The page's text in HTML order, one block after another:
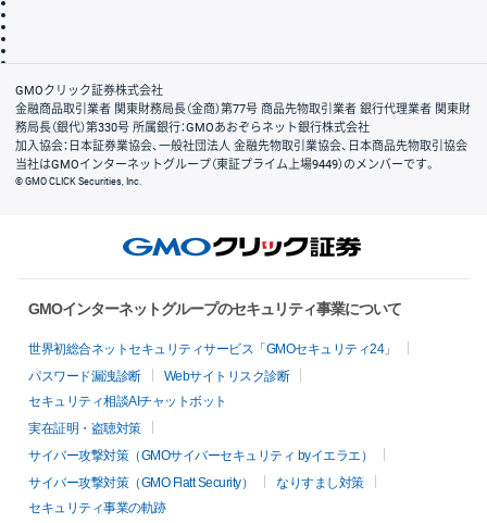
会社案内
GMOクリック証券株式会社
金融商品取引業者 関東財務局長（金商）第77号 商品先物取引業者 銀行代理業者 関東財
務局長（銀代）第330号 所属銀行：GMOあおぞらネット銀行株式会社
加入協会：日本証券業協会、一般社団法人 金融先物取引業協会、日本商品先物取引協会
当社はGMOインターネットグループ（東証プライム上場9449）のメンバーです。
© GMO CLICK Securities, Inc.
GMOインターネットグループのセキュリティ事業について
世界初総合ネットセキュリティサービス「GMOセキュリティ24」
パスワード漏洩診断
Webサイトリスク診断
セキュリティ相談AIチャットボット
実在証明・盗聴対策
サイバー攻撃対策（GMOサイバーセキュリティ byイエラエ）
サイバー攻撃対策（GMO Flatt Security）
なりすまし対策
セキュリティ事業の軌跡